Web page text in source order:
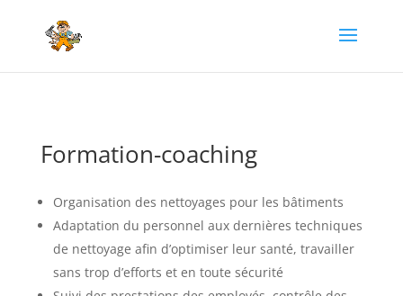
Formation-coaching
Organisation des nettoyages pour les bâtiments
Adaptation du personnel aux dernières techniques
de nettoyage afin d’optimiser leur santé, travailler
sans trop d’efforts et en toute sécurité